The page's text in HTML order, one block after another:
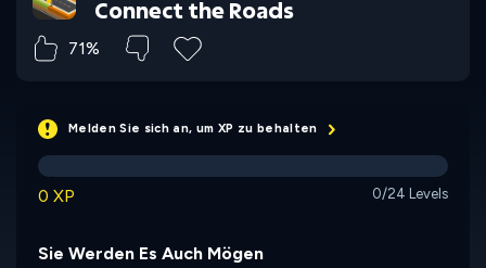
Connect the Roads
71%
Melden Sie sich an, um XP zu behalten
0 XP 0/24 Levels
Sie Werden Es Auch Mögen